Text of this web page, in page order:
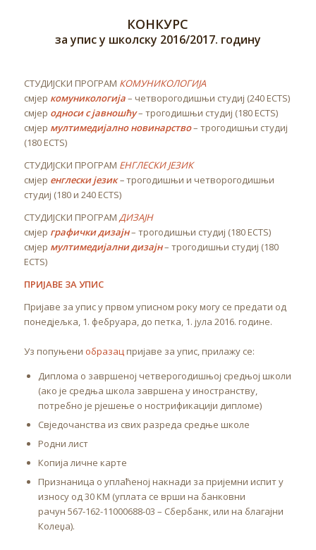
КОНКУРС
за упис у школску 2016/2017. годину
СТУДИЈСКИ ПРОГРАМ КОМУНИКОЛОГИЈА
смјер комуникологија– четворогодишњи студиј (240 ECTS)
смјер односи с јавношћу– трогодишњи студиј (180 ECTS)
смјер мултимедијално новинарство– трогодишњи студиј
(180 ECTS)
СТУДИЈСКИ ПРОГРАМ ЕНГЛЕСКИ ЈЕЗИК
смјер енглески језик–трогодишњи и четворогодишњи
студиј (180 и 240 ECTS)
СТУДИЈСКИ ПРОГРАМ ДИЗАЈН
смјер графички дизајн– трогодишњи студиј (180 ECTS)
смјер мултимедијални дизајн– трогодишњи студиј (180
ECTS)
ПРИЈАВЕ ЗА УПИС
Пријаве за упис у првом уписном року могу се предати од
понедјељка, 1. фебруара, до петка, 1. јула 2016. године.
Уз попуњени образацпријаве за упис, прилажу се:
Диплома о завршеној четверогодишњој средњој школи
(ако је средња школа завршена у иностранству,
потребно је рјешење о нострификацији дипломе)
Свједочанства из свих разреда средње школе
Родни лист
Копија личне карте
Признаница о уплаћеној накнади за пријемни испит у
износу од 30 КМ (уплата се врши на банковни
рачун 567-162-11000688-03 – Сбербанк, или на благајни
Колеџа).